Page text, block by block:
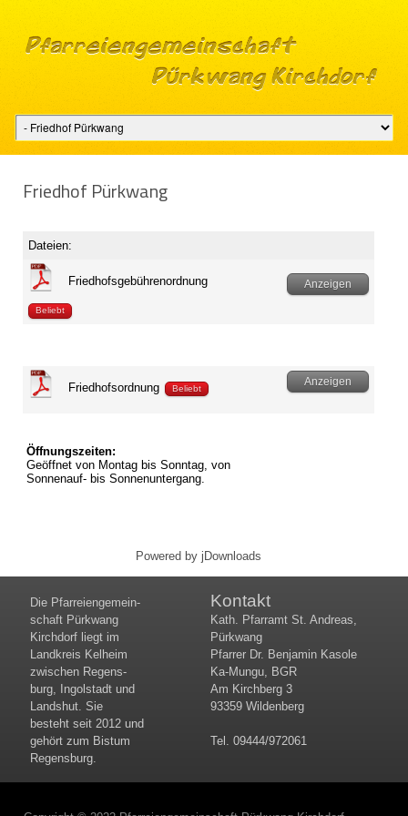
Friedhof Pürkwang
Dateien:
Friedhofsgebührenordnung
Beliebt
Anzeigen
Friedhofsordnung Beliebt
Anzeigen
Öffnungszeiten:
Geöffnet von Montag bis Sonntag, von
Sonnenauf- bis Sonnenuntergang.
Powered by jDownloads
Die Pfar­rei­en­gemein­
schaft Pürk­wang
Kirch­dorf liegt im
Land­kreis Kel­heim
zwi­schen Re­gens­
burg, In­gol­stadt und
Lands­hut. Sie
besteht seit 2012 und
gehört zum Bis­tum
Re­gens­burg.
Kontakt
Kath. Pfarramt St. Andreas,
Pürkwang
Pfarrer Dr. Benjamin Kasole
Ka-Mungu, BGR
Am Kirchberg 3
93359 Wildenberg
Tel. 09444/972061